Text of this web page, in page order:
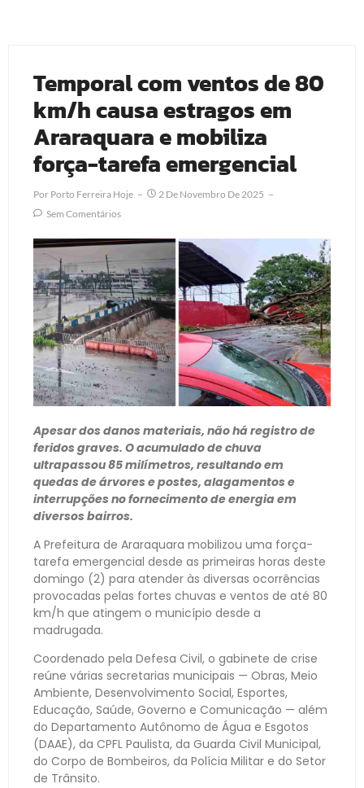
Temporal com ventos de 80
km/h causa estragos em
Araraquara e mobiliza
força-tarefa emergencial
Por Porto Ferreira Hoje
2 De Novembro De 2025
Sem Comentários
Apesar dos danos materiais, não há registro de
feridos graves. O acumulado de chuva
ultrapassou 85 milímetros, resultando em
quedas de árvores e postes, alagamentos e
interrupções no fornecimento de energia em
diversos bairros.
A Prefeitura de Araraquara mobilizou uma força-
tarefa emergencial desde as primeiras horas deste
domingo (2) para atender às diversas ocorrências
provocadas pelas fortes chuvas e ventos de até 80
km/h que atingem o município desde a
madrugada.
Coordenado pela Defesa Civil, o gabinete de crise
reúne várias secretarias municipais — Obras, Meio
Ambiente, Desenvolvimento Social, Esportes,
Educação, Saúde, Governo e Comunicação — além
do Departamento Autônomo de Água e Esgotos
(DAAE), da CPFL Paulista, da Guarda Civil Municipal,
do Corpo de Bombeiros, da Polícia Militar e do Setor
de Trânsito.